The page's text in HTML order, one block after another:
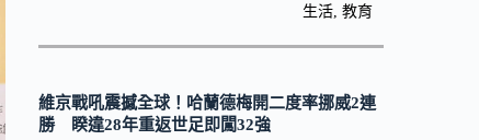
生活, 教育
維京戰吼震撼全球！哈蘭德梅開二度率挪威2連
勝 睽違28年重返世足即闖32強